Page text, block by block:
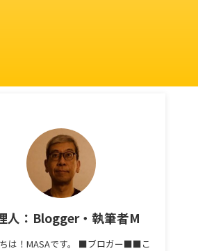
人：Blogger・執筆者M
は！MASAです。 ■ブロガー■■こ